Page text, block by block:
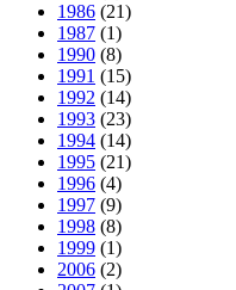
1986 (21)
1987 (1)
1990 (8)
1991 (15)
1992 (14)
1993 (23)
1994 (14)
1995 (21)
1996 (4)
1997 (9)
1998 (8)
1999 (1)
2006 (2)